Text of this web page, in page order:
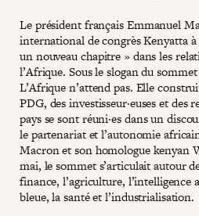
Le président français Emmanuel
international de congrès Kenyatta
un nouveau chapitre » dans les
l’Afrique. Sous le slogan du
L’Afrique n’attend pas. Elle
PDG, des investisseur·euses et des
pays se sont réuni·es dans un
le partenariat et l’autonomie
Macron et son homologue kenyan
mai, le sommet s’articulait autour
finance, l’agriculture, l’intelligence
bleue, la santé et l’industrialisation.